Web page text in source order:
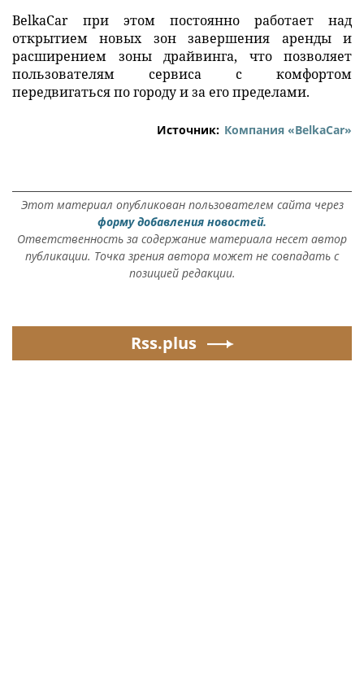
BelkaCar при этом постоянно работает над
открытием новых зон завершения аренды и
расширением зоны драйвинга, что позволяет
пользователям сервиса с комфортом
передвигаться по городу и за его пределами.
Источник: Компания «BelkaCar»
Этот материал опубликован пользователем сайта через
форму добавления новостей.
Ответственность за содержание материала несет автор
публикации. Точка зрения автора может не совпадать с
позицией редакции.
Rss.plus